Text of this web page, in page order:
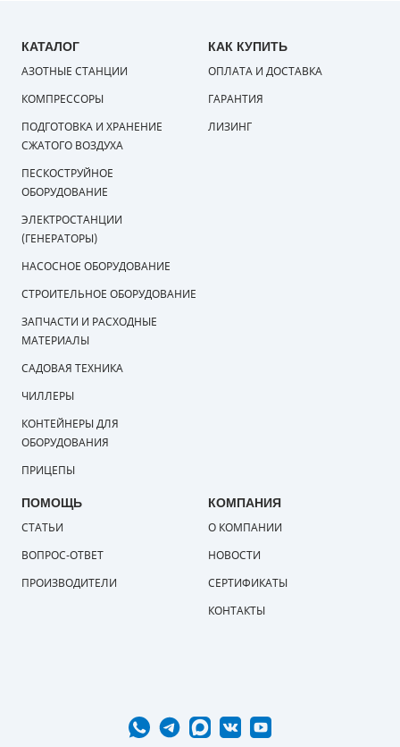
КАТАЛОГ
АЗОТНЫЕ СТАНЦИИ
КОМПРЕССОРЫ
ПОДГОТОВКА И ХРАНЕНИЕ
СЖАТОГО ВОЗДУХА
ПЕСКОСТРУЙНОЕ
ОБОРУДОВАНИЕ
ЭЛЕКТРОСТАНЦИИ
(ГЕНЕРАТОРЫ)
НАСОСНОЕ ОБОРУДОВАНИЕ
СТРОИТЕЛЬНОЕ ОБОРУДОВАНИЕ
ЗАПЧАСТИ И РАСХОДНЫЕ
МАТЕРИАЛЫ
САДОВАЯ ТЕХНИКА
ЧИЛЛЕРЫ
КОНТЕЙНЕРЫ ДЛЯ
ОБОРУДОВАНИЯ
ПРИЦЕПЫ
КАК КУПИТЬ
ОПЛАТА И ДОСТАВКА
ГАРАНТИЯ
ЛИЗИНГ
ПОМОЩЬ
СТАТЬИ
ВОПРОС-ОТВЕТ
ПРОИЗВОДИТЕЛИ
КОМПАНИЯ
О КОМПАНИИ
НОВОСТИ
СЕРТИФИКАТЫ
КОНТАКТЫ